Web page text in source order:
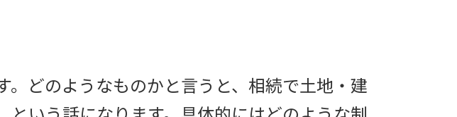
。どのようなものかと言うと、相続で土地・建